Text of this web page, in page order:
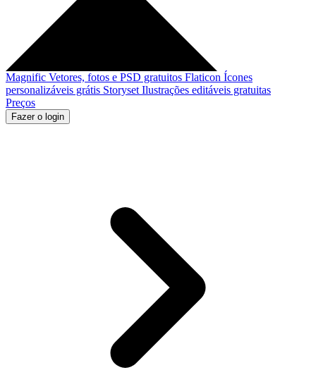
Magnific Vetores, fotos e PSD gratuitos Flaticon Ícones
personalizáveis grátis Storyset Ilustrações editáveis gratuitas
Preços
Fazer o login